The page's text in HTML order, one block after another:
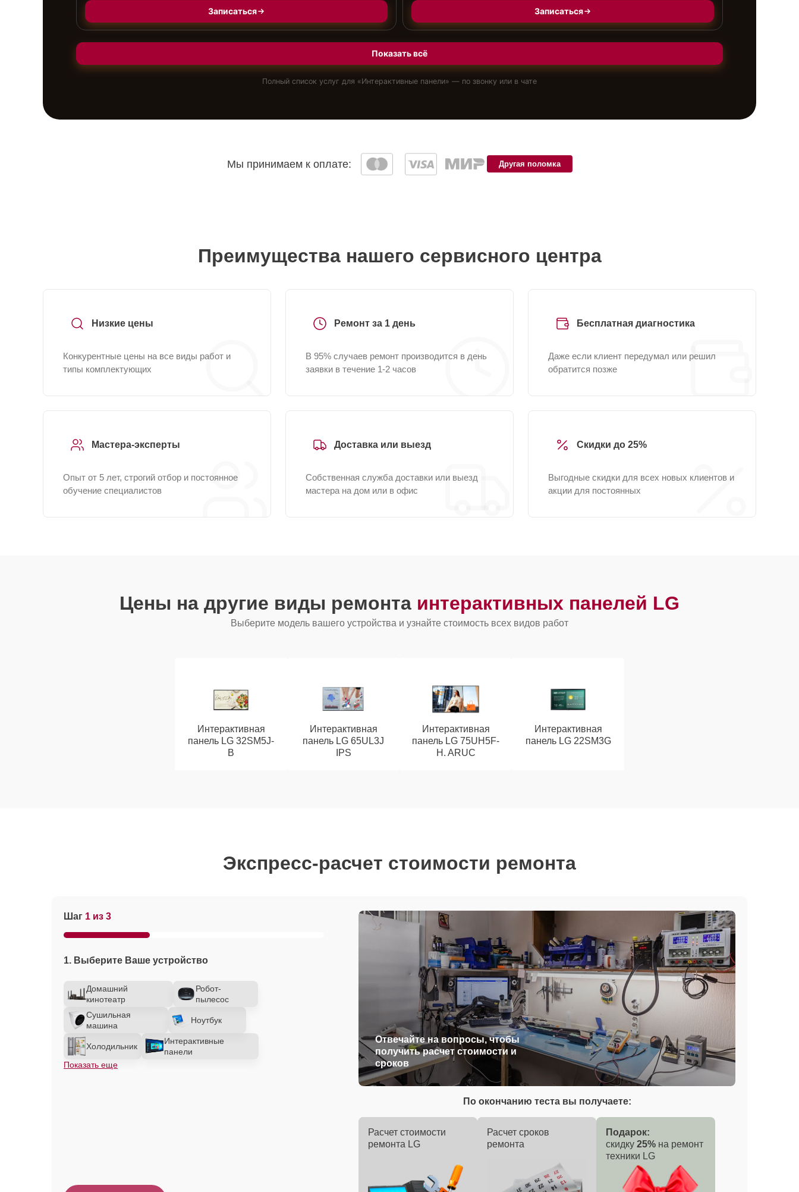
Записаться Записаться
Показать всё
Полный список услуг для «Интерактивные панели» — по звонку или в чате
Мы принимаем к оплате: Другая поломка
Преимущества нашего сервисного центра
Низкие цены
Конкурентные цены на все виды работ и
типы комплектующих
Ремонт за 1 день
В 95% случаев ремонт производится в день
заявки в течение 1-2 часов
Бесплатная диагностика
Даже если клиент передумал или решил
обратится позже
Мастера-эксперты
Опыт от 5 лет, строгий отбор и постоянное
обучение специалистов
Доставка или выезд
Собственная служба доставки или выезд
мастера на дом или в офис
Скидки до 25%
Выгодные скидки для всех новых клиентов и
акции для постоянных
Цены на другие виды ремонта интерактивных панелей LG
Выберите модель вашего устройства и узнайте стоимость всех видов работ
Интерактивная
панель LG 32SM5J-
B
Интерактивная
панель LG 65UL3J
IPS
Интерактивная
панель LG 75UH5F-
H. ARUC
Интерактивная
панель LG 22SM3G
Экспресс-расчет стоимости ремонта
Шаг 1 из 3
1. Выберите Ваше устройство
Домашний
кинотеатр
Робот-
пылесос
Сушильная
машина
Ноутбук
Холодильник
Интерактивные
панели
Показать еще
Отвечайте на вопросы, чтобы
получить расчет стоимости и
сроков
По окончанию теста вы получаете:
Расчет стоимости
ремонта LG
Расчет сроков
ремонта
Подарок:
скидку 25% на ремонт
техники LG